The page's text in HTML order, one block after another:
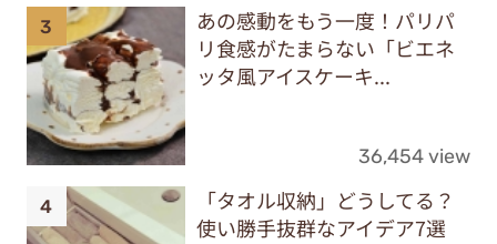
あの感動をもう一度！パリパ
リ食感がたまらない「ビエネ
ッタ風アイスケーキ...
36,454 view
「タオル収納」どうしてる？
使い勝手抜群なアイデア7選